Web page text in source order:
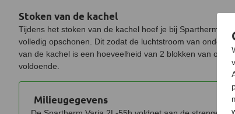
Stoken van de kachel
Tijdens het stoken van de kachel hoef je bij Spartherm
volledig opschonen. Dit zodat de luchtstroom van onderaf
van de kachel is een hoeveelheid van 2 blokken van
voldoende.
Milieugegevens